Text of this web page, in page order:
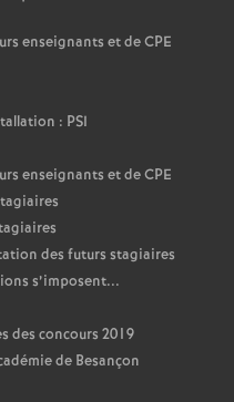
o
u
r
enseignants et de CPE
: PSI
enseignants et de CPE
des futurs stagiaires
s’imposent...
des concours 2019
de Besançon